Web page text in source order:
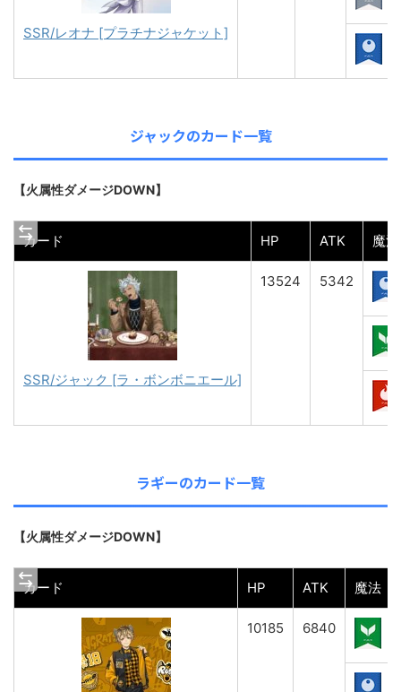
SSR/レオナ [プラチナジャケット]
ジャックのカード一覧
【火属性ダメージDOWN】
カード HP ATK 魔法
SSR/ジャック [ラ・ボンボニエール]
13524 5342
ラギーのカード一覧
【火属性ダメージDOWN】
カード HP ATK 魔法
10185 6840